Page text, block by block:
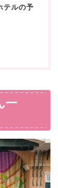
テルの予
一